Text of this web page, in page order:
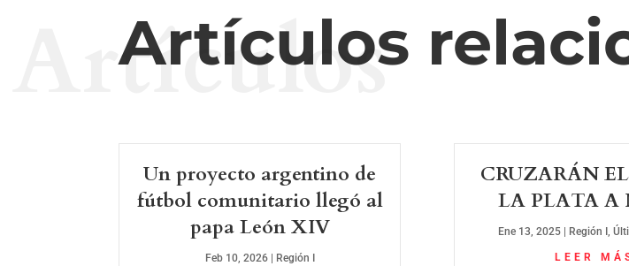
Artículos
Artículos
Un proyecto argentino de
fútbol comunitario llegó al
papa León XIV
Feb 10, 2026| Región I
CRUZARÁN
LA PLATA A
Ene 13, 2025 Región I,
LEER